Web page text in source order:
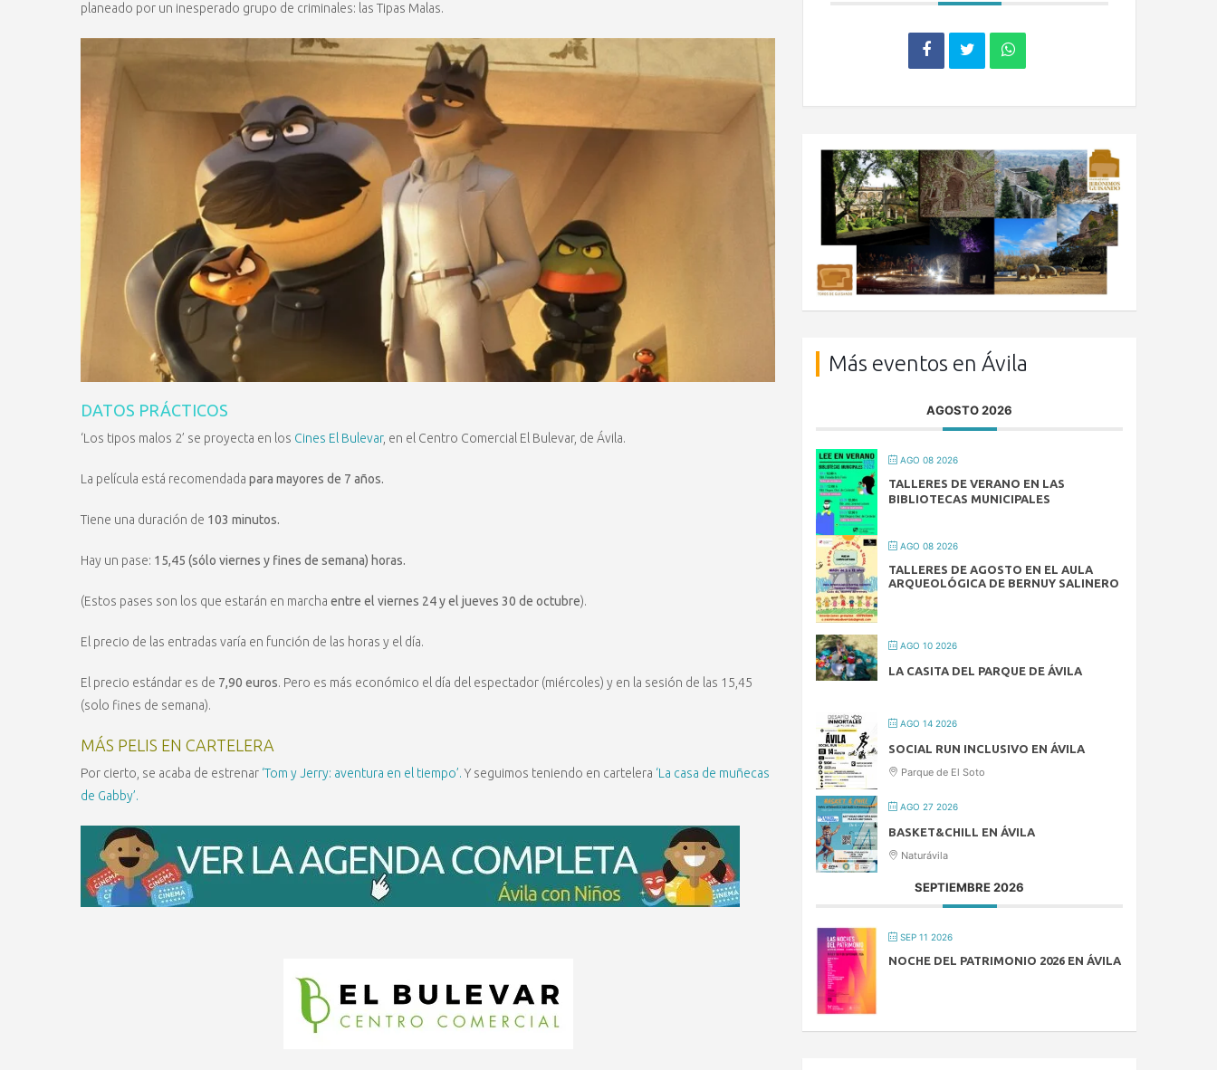
planeado por un inesperado grupo de criminales: las Tipas Malas.
DATOS PRÁCTICOS
‘Los tipos malos 2’ se proyecta en los Cines El Bulevar, en el Centro Comercial El Bulevar, de Ávila.
La película está recomendada para mayores de 7 años.
Tiene una duración de 103 minutos.
Hay un pase: 15,45 (sólo viernes y fines de semana) horas.
(Estos pases son los que estarán en marcha entre el viernes 24 y el jueves 30 de octubre).
El precio de las entradas varía en función de las horas y el día.
El precio estándar es de 7,90 euros. Pero es más económico el día del espectador (miércoles) y en la sesión de las 15,45
(solo fines de semana).
MÁS PELIS EN CARTELERA
Por cierto, se acaba de estrenar ‘Tom y Jerry: aventura en el tiempo’. Y seguimos teniendo en cartelera ‘La casa de muñecas
de Gabby’.
Más eventos en Ávila
AGOSTO 2026
AGO 08 2026
TALLERES DE VERANO EN LAS
BIBLIOTECAS MUNICIPALES
AGO 08 2026
TALLERES DE AGOSTO EN EL AULA
ARQUEOLÓGICA DE BERNUY SALINERO
AGO 10 2026
LA CASITA DEL PARQUE DE ÁVILA
AGO 14 2026
SOCIAL RUN INCLUSIVO EN ÁVILA
Parque de El Soto
AGO 27 2026
BASKET&CHILL EN ÁVILA
Naturávila
SEPTIEMBRE 2026
SEP 11 2026
NOCHE DEL PATRIMONIO 2026 EN ÁVILA